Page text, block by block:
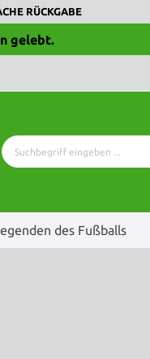
RÜCKGABE
gelebt.
des Fußballs